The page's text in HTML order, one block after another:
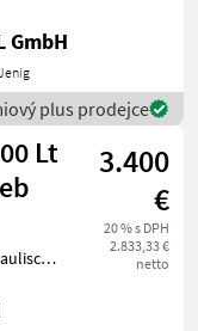
-
GmbH
plus prodejce
Lt
3.400
€
20 % s DPH
2.833,33 €
netto